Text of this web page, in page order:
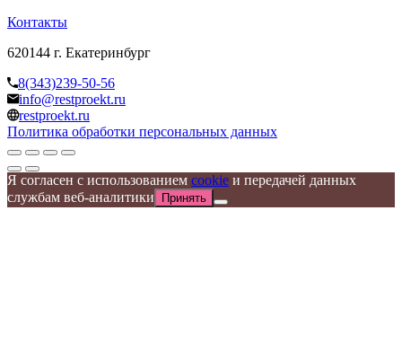
Контакты
620144 г. Екатеринбург
8(343)239-50-56
info@restproekt.ru
restproekt.ru
Политика обработки персональных данных
Я согласен с использованием cookie и передачей данных
службам веб-аналитики
Принять